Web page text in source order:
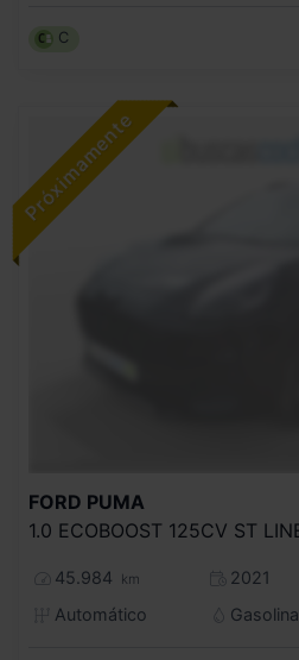
C
FORD PUMA
45.984 km
2021
Automático
Gasolina